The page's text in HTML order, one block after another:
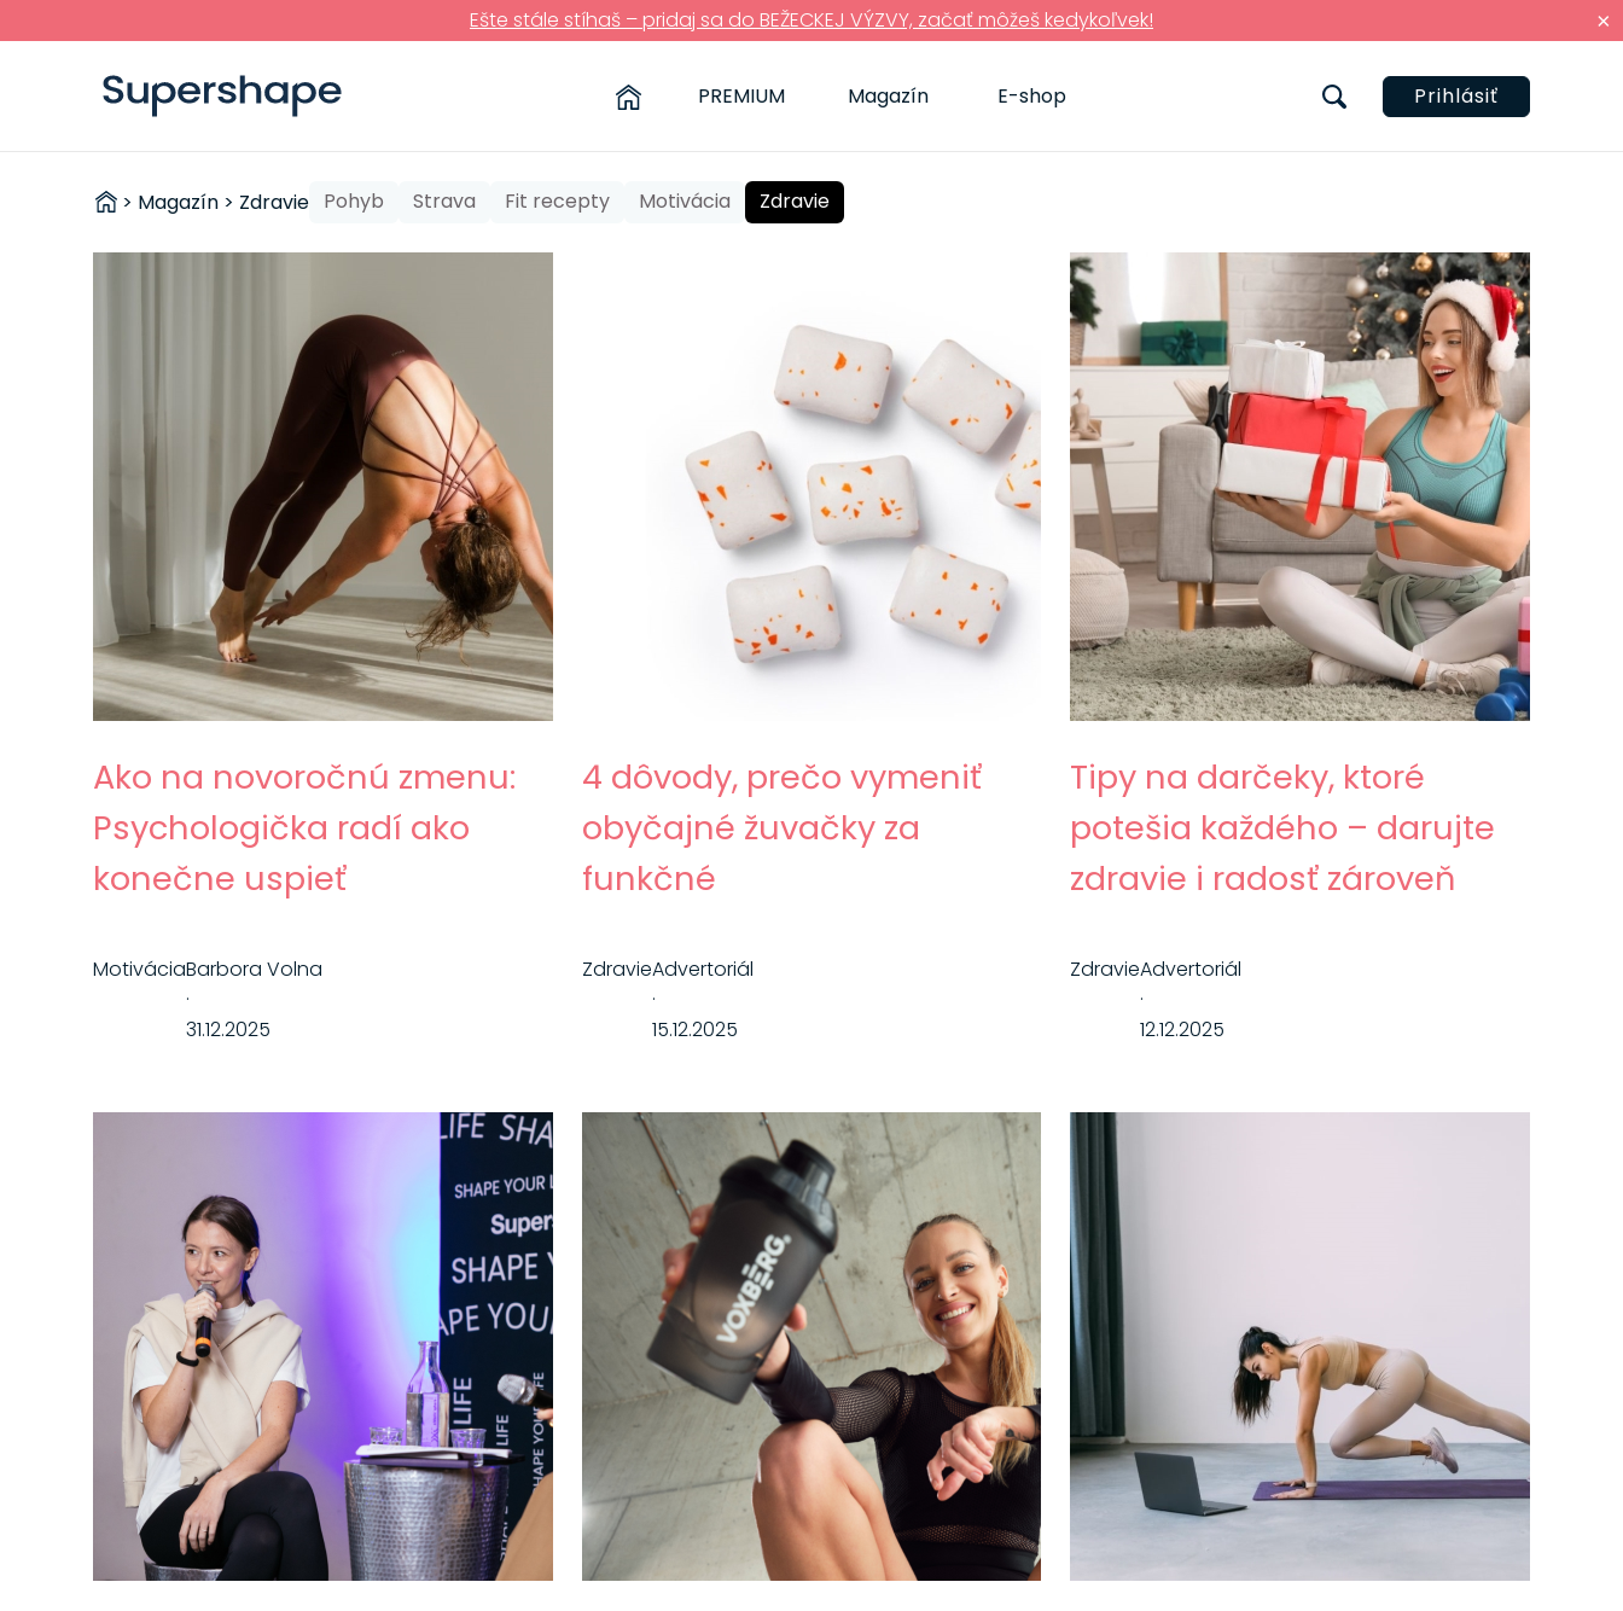
×
Ešte stále stíhaš – pridaj sa do BEŽECKEJ VÝZVY, začať môžeš kedykoľvek!
Prihlásiť
PREMIUM Magazín E-shop
ZDRAVÉ
> Magazín > Zdravie Pohyb Strava Fit recepty Motivácia Zdravie
Ako na novoročnú zmenu:
Psychologička radí ako
konečne uspieť
MotiváciaBarbora Volna
·
31.12.2025
4 dôvody, prečo vymeniť
obyčajné žuvačky za
funkčné
ZdravieAdvertoriál
·
15.12.2025
Tipy na darčeky, ktoré
potešia každého – darujte
zdravie i radosť zároveň
ZdravieAdvertoriál
·
12.12.2025